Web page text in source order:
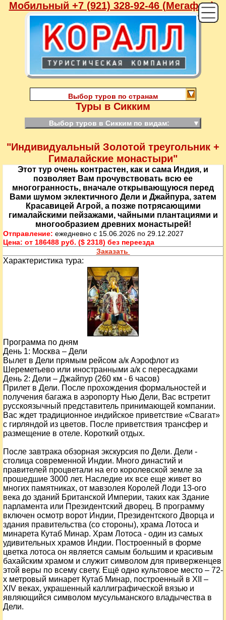
Мобильный +7 (921) 328-92-46 (Мегафон),
Выбор туров по странам
Туры в Сикким
Выбор туров в Сикким по видам: ▼
"Индивидуальный Золотой треугольник +
Гималайские монастыри"
Этот тур очень контрастен, как и сама Индия, и
позволяет Вам прочувствовать всю ее
многогранность, вначале открывающуюся перед
Вами шумом эклектичного Дели и Джайпура, затем
Красавицей Агрой, а позже потрясающими
гималайскими пейзажами, чайными плантациями и
многообразием древних монастырей!
Отправление: ежедневно с 15.06.2026 по 29.12.2027
Цена: от 186488 руб. ($ 2318) без переезда
Заказать
Характеристика тура:
Программа по дням
День 1: Москва – Дели
Вылет в Дели прямым рейсом а/к Аэрофлот из
Шереметьево или иностранными а/к с пересадками
День 2: Дели – Джайпур (260 км - 6 часов)
Прилет в Дели. После прохождения формальностей и
получения багажа в аэропорту Нью Дели, Вас встретит
русскоязычный представитель принимающей компании.
Вас ждет традиционное индийское приветствие «Свагат»
с гирляндой из цветов. После приветствия трансфер и
размещение в отеле. Короткий отдых.
После завтрака обзорная экскурсия по Дели. Дели -
столица современной Индии. Много династий и
правителей процветали на его королевской земле за
прошедшие 3000 лет. Наследие их все еще живет во
многих памятниках, от мавзолея Королей Лоди 13-ого
века до зданий Британской Империи, таких как Здание
парламента или Президентский дворец. В программу
включен осмотр ворот Индии, Президентского Дворца и
здания правительства (со стороны), храма Лотоса и
минарета Кутаб Минар. Храм Лотоса - один из самых
удивительных храмов Индии. Построенный в форме
цветка лотоса он является самым большим и красивым
бахайским храмом и служит символом для приверженцев
этой веры по всему свету. Ещё одно культовое место – 72-
х метровый минарет Кутаб Минар, построенный в XII –
XIV веках, украшенный каллиграфической вязью и
являющийся символом мусульманского владычества в
Дели.